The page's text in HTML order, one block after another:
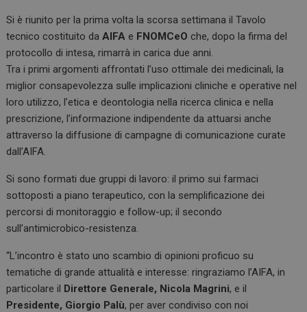
ce
b
o
o
k
ke
dI
n
at
s
A
p
p
Si è riunito per la prima volta la scorsa settimana il Tavolo
tecnico costituito da AIFA e FNOMCeO che, dopo la firma del
protocollo di intesa, rimarrà in carica due anni.
Tra i primi argomenti affrontati l’uso ottimale dei medicinali, la
miglior consapevolezza sulle implicazioni cliniche e operative nel
loro utilizzo, l’etica e deontologia nella ricerca clinica e nella
prescrizione, l’informazione indipendente da attuarsi anche
attraverso la diffusione di campagne di comunicazione curate
dall’AIFA.
Si sono formati due gruppi di lavoro: il primo sui farmaci
sottoposti a piano terapeutico, con la semplificazione dei
percorsi di monitoraggio e follow-up; il secondo
sull’antimicrobico-resistenza.
“L’incontro è stato uno scambio di opinioni proficuo su
tematiche di grande attualità e interesse: ringraziamo l’AIFA, in
particolare il Direttore Generale, Nicola Magrini, e il
Presidente, Giorgio Palù, per aver condiviso con noi